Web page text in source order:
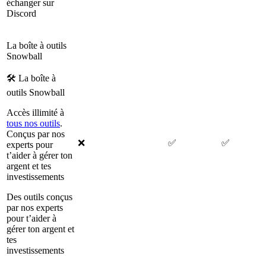
échanger sur
Discord
La boîte à outils
Snowball
🛠 La boîte à
outils Snowball
Accès illimité à
tous nos outils.
Conçus par nos
experts pour
t’aider à gérer ton
argent et tes
investissements
Des outils conçus
par nos experts
pour t’aider à
gérer ton argent et
tes
investissements
❌ ✅ ✅